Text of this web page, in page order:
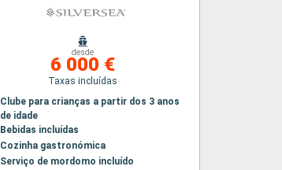
desde
6 000 €
Taxas incluídas
Clube para crianças a partir dos 3 anos
de idade
Bebidas incluídas
Cozinha gastronómica
Serviço de mordomo incluído